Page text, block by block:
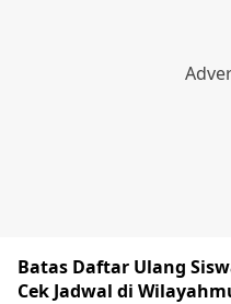
Batas Daftar Ulang
Cek Jadwal di